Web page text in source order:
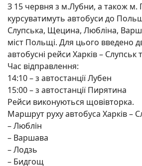
З 15 червня з м.Лубни, а також м.
курсуватимуть автобуси до
Слупська, Щецина, Любліна,
міст Польщі. Для цього введено
автобусні рейси Харків –
Час відправлення:
14:10 – з автостанції Лубен
15:00 – з автостанції Пирятина
Рейси виконуються щовівторка.
Маршрут руху автобуса Харків –
– Люблін
– Варшава
– Лодзь
– Бидгощ